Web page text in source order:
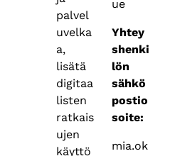
palvel
uvelka
a,
lisätä
digitaa
listen
ratkais
ujen
käyttö
ue
Yhtey
shenki
lön
sähkö
postio
soite:
mia.ok